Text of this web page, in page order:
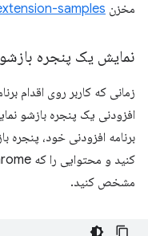
مخزن samples
نمایش یک پنجره بازشو
زمانی که کاربر روی اقدام
افزودنی یک پنجره بازشو
برنامه افزودنی خود، پنجره
مشخص کنید.